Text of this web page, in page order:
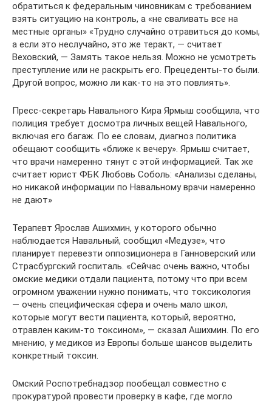
обратиться к федеральным чиновникам с требованием
взять ситуацию на контроль, а «не сваливать все на
местные органы» «Трудно случайно отравиться до комы,
а если это неслучайно, это же теракт, — считает
Веховский, — Замять такое нельзя. Можно не усмотреть
преступление или не раскрыть его. Прецеденты-то были.
Другой вопрос, можно ли как-то на это повлиять».
Пресс-секретарь Навального Кира Ярмыш сообщила, что
полиция требует досмотра личных вещей Навального,
включая его багаж. По ее словам, диагноз политика
обещают сообщить «ближе к вечеру». Ярмыш считает,
что врачи намеренно тянут с этой информацией. Так же
считает юрист ФБК Любовь Соболь: «Анализы сделаны,
но никакой информации по Навальному врачи намеренно
не дают»
Терапевт Ярослав Ашихмин, у которого обычно
наблюдается Навальный, сообщил «Медузе», что
планирует перевезти оппозиционера в Ганноверский или
Страсбургский госпиталь. «Сейчас очень важно, чтобы
омские медики отдали пациента, потому что при всем
огромном уважении нужно понимать, что токсикология
— очень специфическая сфера и очень мало школ,
которые могут вести пациента, который, вероятно,
отравлен каким-то токсином», — сказал Ашихмин. По его
мнению, у медиков из Европы больше шансов выделить
конкретный токсин.
Омский Роспотребнадзор пообещал совместно с
прокуратурой провести проверку в кафе, где могло